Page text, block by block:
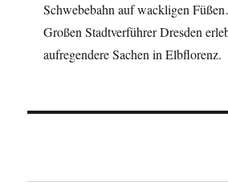
Schwebebahn auf wackligen
Großen Stadtverführer Dresden
aufregendere Sachen in Elbflorenz.